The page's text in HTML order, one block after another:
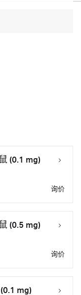
(0.1 mg)
询价
(0.5 mg)
询价
mg)